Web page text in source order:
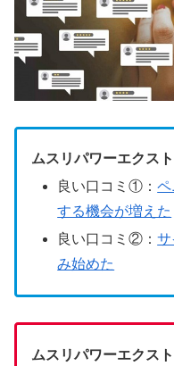
ムスリパワーエクス
良い口コミ①：ペ
する機会が増えた
良い口コミ②：サ
み始めた
ムスリパワーエクス